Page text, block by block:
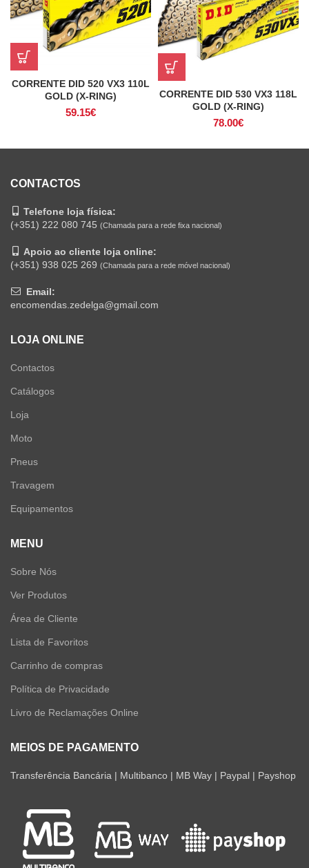
CORRENTE DID 520 VX3 110L
GOLD (X-RING)
59.15€
CORRENTE DID 530 VX3 118L
GOLD (X-RING)
78.00€
CONTACTOS
Telefone loja física:
(+351) 222 080 745 (Chamada para a rede fixa nacional)
Apoio ao cliente loja online:
(+351) 938 025 269 (Chamada para a rede móvel nacional)
Email:
encomendas.zedelga@gmail.com
LOJA ONLINE
Contactos
Catálogos
Loja
Moto
Pneus
Travagem
Equipamentos
MENU
Sobre Nós
Ver Produtos
Área de Cliente
Lista de Favoritos
Carrinho de compras
Política de Privacidade
Livro de Reclamações Online
MEIOS DE PAGAMENTO
Transferência Bancária | Multibanco | MB Way | Paypal | Payshop